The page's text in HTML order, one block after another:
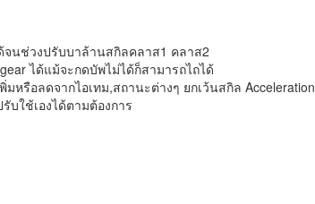
จนช่วงปรับบาล้านสกิลคลาส1 คลาส2
ได้แม้จะกดบัพไม่ได้ก็สามารถไถได้
หรือลดจากไอเทม,สถานะต่างๆ ยกเว้นสกิล Acceleration
บใช้เองได้ตามต้องการ